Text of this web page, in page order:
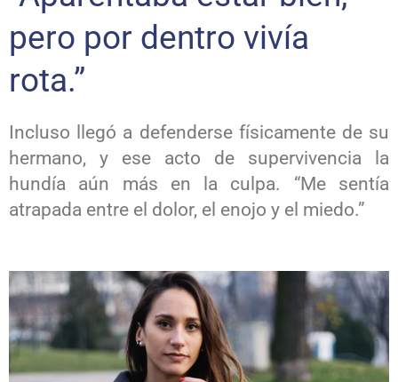
pero por dentro vivía
rota.”
Incluso llegó a defenderse físicamente de su
hermano, y ese acto de supervivencia la
hundía aún más en la culpa. “Me sentía
atrapada entre el dolor, el enojo y el miedo.”